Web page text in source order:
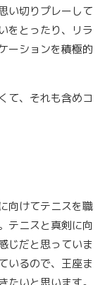
い切りプレーして
をとったり、リラ
ーションを積極的
て、それも含めコ
向けてテニスを職
テニスと真剣に向
じだと思っていま
いるので、王座ま